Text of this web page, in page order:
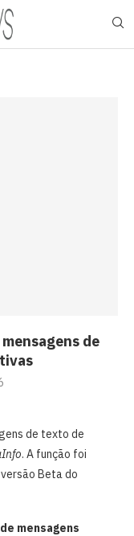
de
de texto de
. A função foi
Beta do
mensagens